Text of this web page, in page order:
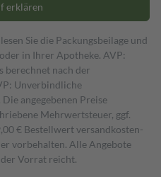
erklären
Sie die Packungsbeilage und
in Ihrer Apotheke. AVP:
berechnet nach der
Unverbindliche
angegebenen Preise
Mehrwertsteuer, ggf.
€ Bestell­wert versand­kosten­
vorbehalten. Alle Angebote
Vorrat reicht.